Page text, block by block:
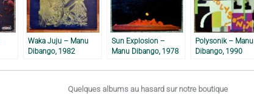
Waka Juju – Manu
Dibango, 1982
Sun Explosion –
Manu Dibango, 1978
Polysonik – Manu
Dibango, 1990
Quelques albums au hasard sur notre boutique